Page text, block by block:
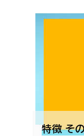
特徴 そ